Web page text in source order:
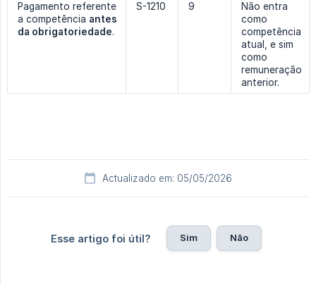
Pagamento referente
a competência antes
da obrigatoriedade.
S-1210 9
Não entra
como
competência
atual, e sim
como
remuneração
anterior.
Actualizado em: 05/05/2026
Esse artigo foi útil? Sim Não